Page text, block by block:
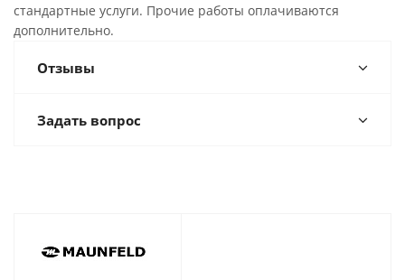
стандартные услуги. Прочие работы оплачиваются
дополнительно.
Отзывы
Задать вопрос